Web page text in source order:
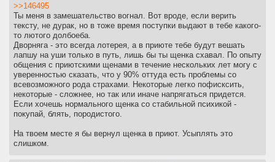
>>146495
Ты меня в замешательство вогнал. Вот вроде, если верить
тексту, не дурак, но в тоже время поступки выдают в тебе какого-
то лютого долбоеба.
Дворняга - это всегда лотерея, а в приюте тебе будут вешать
лапшу на уши только в путь, лишь бы ты щенка схавал. По опыту
общения с приютскими щенами в течение нескольких лет могу с
уверенностью сказать, что у 90% оттуда есть проблемы со
всевозможного рода страхами. Некоторые легко пофисксить,
некоторые - сложнее, но так или иначе напрягаться придется.
Если хочешь нормального щенка со стабильной психикой -
покупай, блять, породистого.
На твоем месте я бы вернул щенка в приют. Усыплять это
слишком.